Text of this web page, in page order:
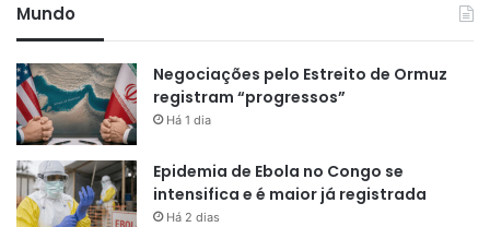
Mundo
Negociações pelo Estreito de Ormuz
registram “progressos”
Há 1 dia
Epidemia de Ebola no Congo se
intensifica e é maior já registrada
Há 2 dias